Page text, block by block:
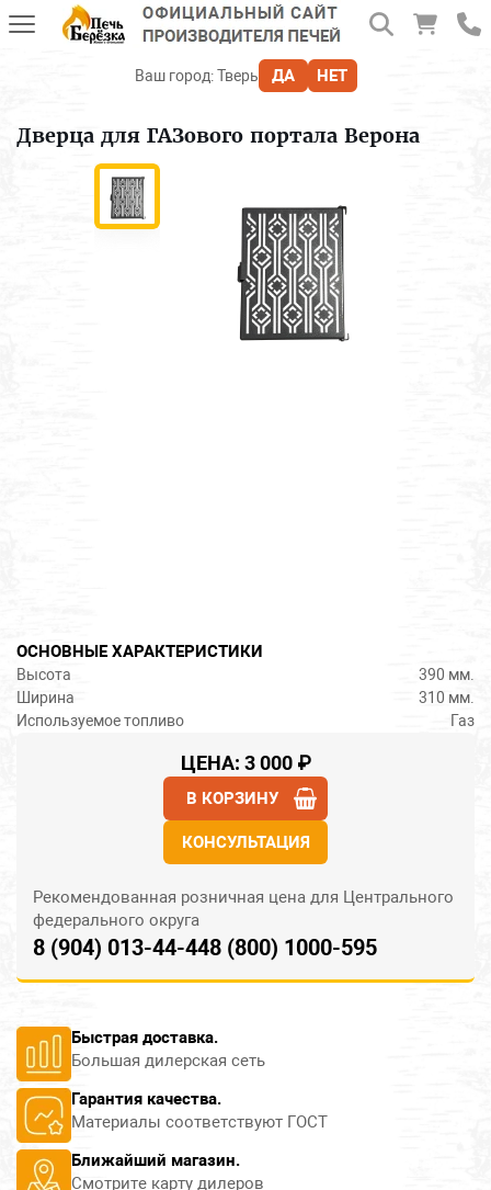
Ваш город: Тверь ДА НЕТ
Дверца для ГАЗового портала Верона
ОСНОВНЫЕ ХАРАКТЕРИСТИКИ
Высота
390 мм.
Ширина
310 мм.
Используемое топливо
Газ
ЦЕНА: 3 000 ₽
В КОРЗИНУ
КОНСУЛЬТАЦИЯ
Рекомендованная розничная цена для Центрального
федерального округа
8 (904) 013-44-448 (800) 1000-595
Быстрая доставка.
Большая дилерская сеть
Гарантия качества.
Материалы соответствуют ГОСТ
Ближайший магазин.
Смотрите карту дилеров
Печи для бани
Жаростойкие стекла
Декоративные рамки и экраны
Натрубные экономайзеры
Теплообменники
Обливные устройства
Закладки для каменок
Колосники чугунные